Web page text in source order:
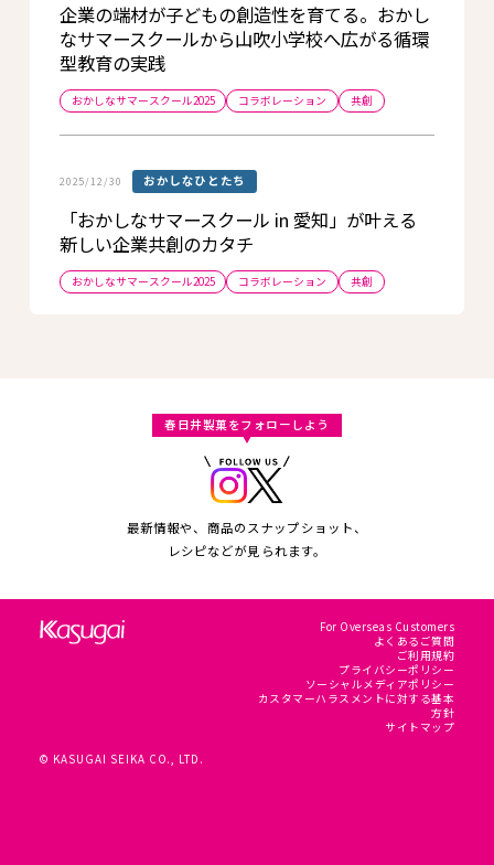
企業の端材が子どもの創造性を育てる。おかし
なサマースクールから山吹小学校へ広がる循環
型教育の実践
おかしなサマースクール2025 コラボレーション 共創
2025/12/30 おかしなひとたち
「おかしなサマースクール in 愛知」が叶える
新しい企業共創のカタチ
おかしなサマースクール2025 コラボレーション 共創
春日井製菓をフォローしよう
最新情報や、商品のスナップショット、
レシピなどが見られます。
© KASUGAI SEIKA CO., LTD.
For Overseas Customers
よくあるご質問
ご利用規約
プライバシーポリシー
ソーシャルメディアポリシー
カスタマーハラスメントに対する基本
方針
サイトマップ